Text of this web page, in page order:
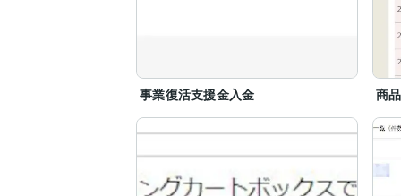
事業復活支援金入金 商